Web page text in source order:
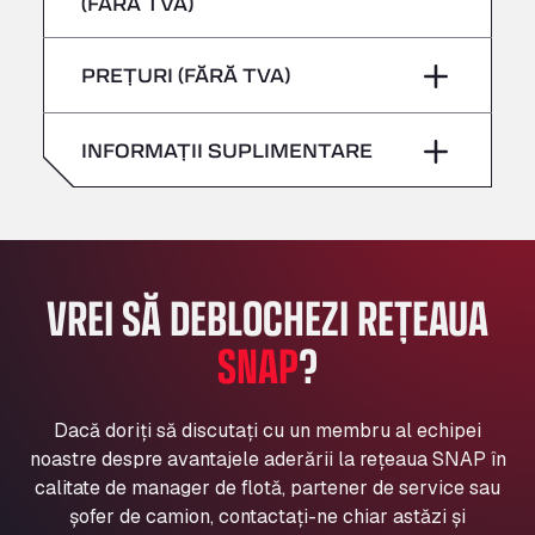
Klaverbladstaat 21, 3560
American Truck Wash
Av. des Etats-Unis 90, 6041
Andamur Guarroman
Andamur La Junquera
Andamur Pamplona
A-15 Salida Imarcoain, 31119
Andamur San Roman II
Anglia Motel
Washway Road, PE12 8LT
Anpol Sp. z o.o.
Ul. Torunska 147, 85884
Sâmbătă
Duminică –
Sâmbătă –
Duminică –
PREȚURI (FĂRĂ TVA)
INFORMAȚII SUPLIMENTARE
VREI SĂ DEBLOCHEZI REȚEAUA
SNAP?
Dacă doriți să discutați cu un membru al echipei
noastre despre avantajele aderării la rețeaua SNAP în
calitate de manager de flotă, partener de service sau
șofer de camion, contactați-ne chiar astăzi și